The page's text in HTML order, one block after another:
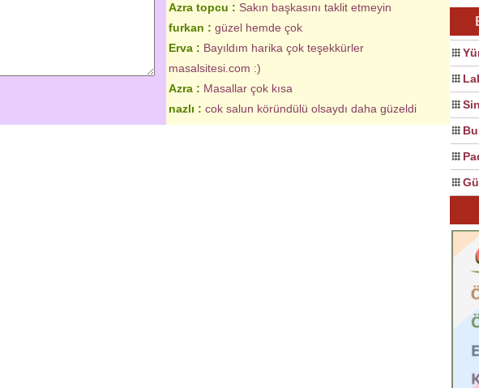
Azra topcu : Sakın başkasını taklit etmeyin
furkan : güzel hemde çok
Erva : Bayıldım harika çok teşekkürler
masalsitesi.com :)
Azra : Masallar çok kısa
nazlı : cok salun köründülü olsaydı daha güzeldi
Yazılan8yorum görüntüleniyor.